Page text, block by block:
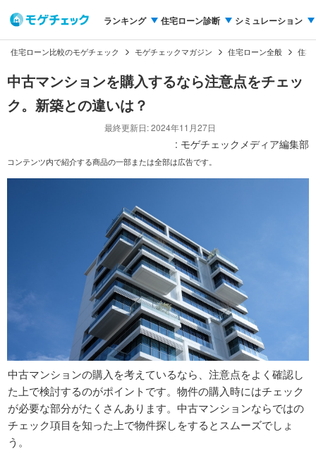
ランキング 住宅ローン診断 シミュレーション
住宅ローン比較のモゲチェック モゲチェックマガジン 住宅ローン全般 住宅
中古マンションを購入するなら注意点をチェッ
ク。新築との違いは？
最終更新日: 2024年11月27日
: モゲチェックメディア編集部
コンテンツ内で紹介する商品の一部または全部は広告です。
中古マンションの購入を考えているなら、注意点をよく確認し
た上で検討するのがポイントです。物件の購入時にはチェック
が必要な部分がたくさんあります。中古マンションならではの
チェック項目を知った上で物件探しをするとスムーズでしょ
う。